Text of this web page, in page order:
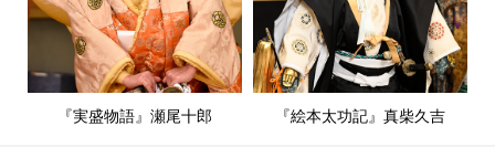
『実盛物語』瀬尾十郎 『絵本太功記』真柴久吉